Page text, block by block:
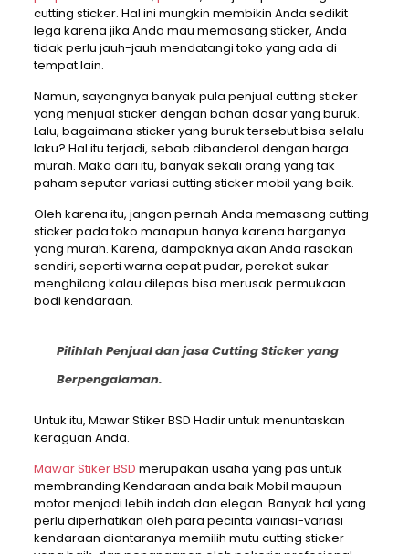
cutting sticker. Hal ini mungkin membikin Anda sedikit
lega karena jika Anda mau memasang sticker, Anda
tidak perlu jauh-jauh mendatangi toko yang ada di
tempat lain.
Namun, sayangnya banyak pula penjual cutting sticker
yang menjual sticker dengan bahan dasar yang buruk.
Lalu, bagaimana sticker yang buruk tersebut bisa selalu
laku? Hal itu terjadi, sebab dibanderol dengan harga
murah. Maka dari itu, banyak sekali orang yang tak
paham seputar variasi cutting sticker mobil yang baik.
Oleh karena itu, jangan pernah Anda memasang cutting
sticker pada toko manapun hanya karena harganya
yang murah. Karena, dampaknya akan Anda rasakan
sendiri, seperti warna cepat pudar, perekat sukar
menghilang kalau dilepas bisa merusak permukaan
bodi kendaraan.
Pilihlah Penjual dan jasa Cutting Sticker yang
Berpengalaman.
Untuk itu, Mawar Stiker BSD Hadir untuk menuntaskan
keraguan Anda.
Mawar Stiker BSD merupakan usaha yang pas untuk
membranding Kendaraan anda baik Mobil maupun
motor menjadi lebih indah dan elegan. Banyak hal yang
perlu diperhatikan oleh para pecinta vairiasi-variasi
kendaraan diantaranya memilih mutu cutting sticker